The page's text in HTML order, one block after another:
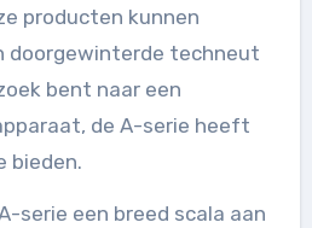
producten kunnen
doorgewinterde techneut
bent naar een
de A-serie heeft
bieden.
serie een breed scala aan